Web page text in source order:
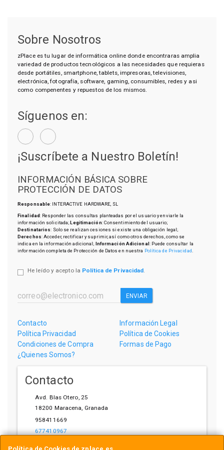
Sobre Nosotros
zPlace es tu lugar de informática online donde encontraras amplia
variedad de productos tecnológicos a las necesidades que requieras
desde portátiles, smartphone, tablets, impresoras, televisiones,
electrónica, fotografía, software, gaming, consumibles, redes y asi
como compenentes y repuestos de los mismos.
Síguenos en:
¡Suscríbete a Nuestro Boletín!
INFORMACIÓN BÁSICA SOBRE
PROTECCIÓN DE DATOS
Responsable: INTERACTIVE HARDWARE, SL
Finalidad: Responder las consultas planteadas por el usuario y enviarle la
información solicitada;Legitimación: Consentimiento del usuario;
Destinatarios: Solo se realizan cesiones si existe una obligación legal;
Derechos: Acceder, rectificar y suprimir, así como otros derechos, como se
indica en la información adicional; Información Adicional: Puede consultar la
información completa de Protección de Datos en nuestra Política de Privacidad
He leído y acepto la Política de Privacidad.
ENVIAR
Contacto
Información Legal
Política Privacidad
Política de Cookies
Condiciones de Compra
Formas de Pago
¿Quienes Somos?
Contacto
Avd. Blas Otero, 25
18200 Maracena, Granada
958411669
677410967